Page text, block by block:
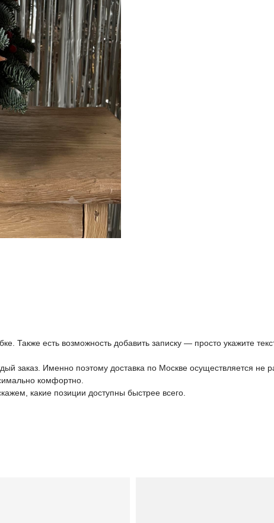
Также есть возможность добавить записку — просто укажите
заказ. Именно поэтому доставка по Москве осуществляется
комфортно.
какие позиции доступны быстрее всего.